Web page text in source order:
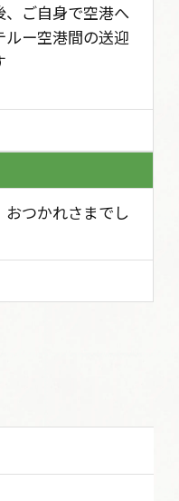
、ご自身で空港へ
ー空港間の送迎
つかれさまでし